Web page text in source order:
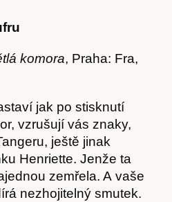
komora, Praha: Fra,
jak po stisknutí
vzrušují vás znaky,
ještě jinak
Henriette. Jenže ta
zemřela. A vaše
nezhojitelný smutek.